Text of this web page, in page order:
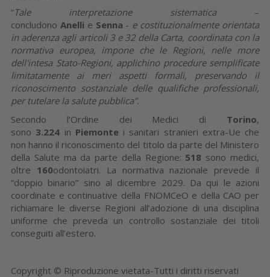
“Tale interpretazione sistematica–
concludono Anelli e Senna - e costituzionalmente orientata
in aderenza agli articoli 3 e 32 della Carta, coordinata con la
normativa europea, impone che le Regioni, nelle more
dell'intesa Stato-Regioni, applichino procedure semplificate
limitatamente ai meri aspetti formali, preservando il
riconoscimento sostanziale delle qualifiche professionali,
per tutelare la salute pubblica”.
Secondo l’Ordine dei Medici di Torino,
sono 3.224 in Piemontei sanitari stranieri extra-Ue che
non hanno il riconoscimento del titolo da parte del Ministero
della Salute ma da parte della Regione: 518 sono medici,
oltre 160odontoiatri. La normativa nazionale prevede il
“doppio binario” sino al dicembre 2029. Da qui le azioni
coordinate e continuative della FNOMCeO e della CAO per
richiamare le diverse Regioni all’adozione di una disciplina
uniforme che preveda un controllo sostanziale dei titoli
conseguiti all’estero.
Copyright © Riproduzione vietata-Tutti i diritti riservati